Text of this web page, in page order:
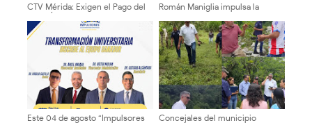
CTV Mérida: Exigen el Pago del
Bono Único Vacacional para
Trabajadores de la Gobernación
Román Maniglia impulsa la
mediante la nueva visión MODA
junto a gremios técnicos y
tributarios
Este 04 de agosto “Impulsores
Concejales del municipio